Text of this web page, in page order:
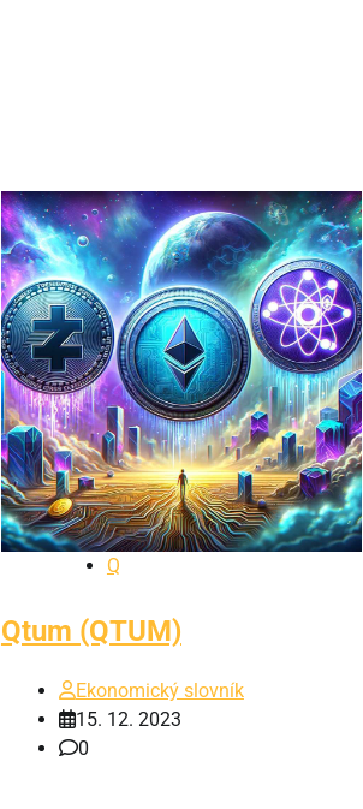
Q
Qtum (QTUM)
Ekonomický slovník
15. 12. 2023
0